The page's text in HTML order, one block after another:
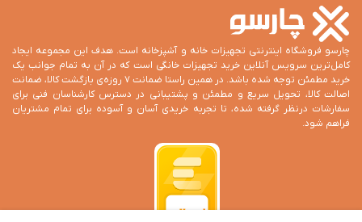
چارسو فروشگاه اینترنتی تجهیزات خانه و آشپزخانه است. هدف این مجموعه ایجاد
کامل‌ترین سرویس آنلاین خرید تجهیزات خانگی است که در آن به تمام جوانب یک
خرید مطمئن توجه شده باشد. در همین راستا ضمانت 7 روزه‌ی بازگشت کالا، ضمانت
اصالت کالا، تحویل سریع و مطمئن و پشتیبانی در دسترس کارشناسان فنی برای
سفارشات درنظر گرفته شده، تا تجربه خریدی آسان و آسوده برای تمام مشتریان
فراهم شود.